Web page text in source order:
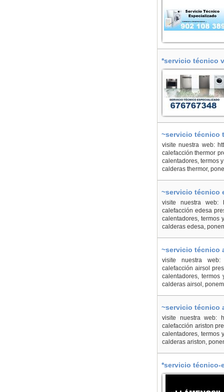
*servicio técnico
Vallès
~servicio técnico
visite nuestra web:
calefacción thermor
calentadores, termos
calderas thermor,
~servicio técnico
visite nuestra web:
calefacción edesa
calentadores, termos
calderas edesa,
~servicio técnico
visite nuestra web:
calefacción airsol
calentadores, termos
calderas airsol,
~servicio técnico
visite nuestra web:
calefacción ariston
calentadores, termos
calderas ariston,
*servicio técnico-